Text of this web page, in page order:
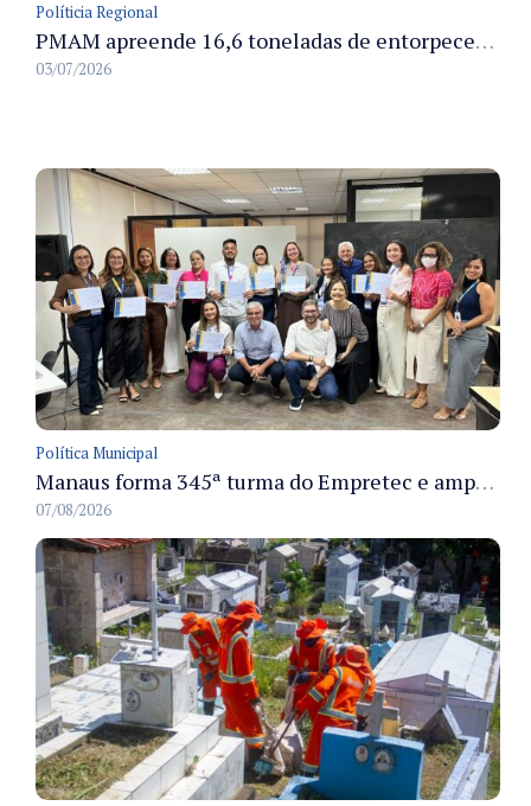
Políticia Regional
PMAM apreende 16,6 toneladas de entorpecentes e registra aumento nas prisões em flagrante e nas capturas de foragidos no primeiro semestre de 2026
03/07/2026
Política Municipal
Manaus forma 345ª turma do Empretec e amplia qualificação de empreendedores na cidade
07/08/2026